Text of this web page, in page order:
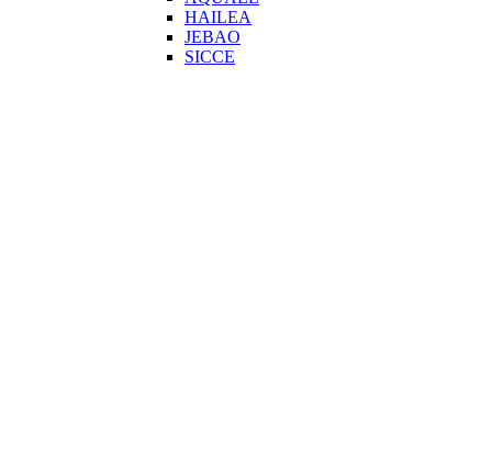
HAILEA
JEBAO
SICCE